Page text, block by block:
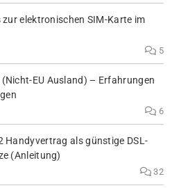
zur elektronischen SIM-Karte im
5
EU Ausland) – Erfahrungen
6
Handyvertrag als günstige DSL-
(Anleitung)
32